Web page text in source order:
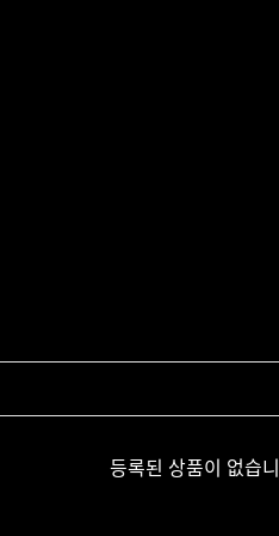
등록된 상품이 없습